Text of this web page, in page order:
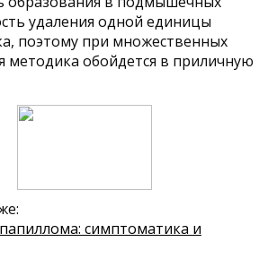
удаления одной единицы
поэтому при множественных
методика обойдется в приличную
симптоматика и